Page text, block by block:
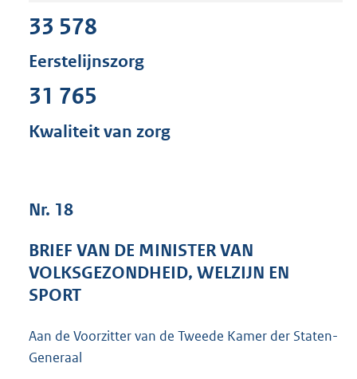
K
b
33 578
Eerstelijnszorg
31 765
Kwaliteit van zorg
Nr. 18
BRIEF VAN DE MINISTER VAN
VOLKSGEZONDHEID, WELZIJN EN
SPORT
Aan de Voorzitter van de Tweede Kamer der Staten-
Generaal